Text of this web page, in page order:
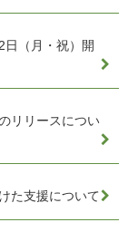
（月・祝）開
リリースについ
た支援について